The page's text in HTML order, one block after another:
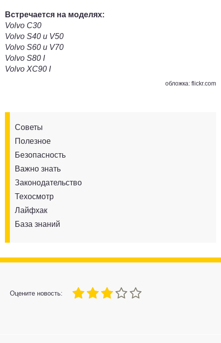
Встречается на моделях:
Volvo C30
Volvo S40 и V50
Volvo S60 и V70
Volvo S80 I
Volvo XC90 I
обложка: flickr.com
Советы
Полезное
Безопасность
Важно знать
Законодательство
Техосмотр
Лайфхак
База знаний
Оцените новость:
60
1 3 4 5